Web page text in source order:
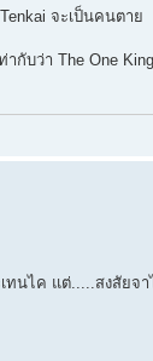
จะเป็นคนตาย
กับว่า The One
นไค แต่.....สงสัยจา